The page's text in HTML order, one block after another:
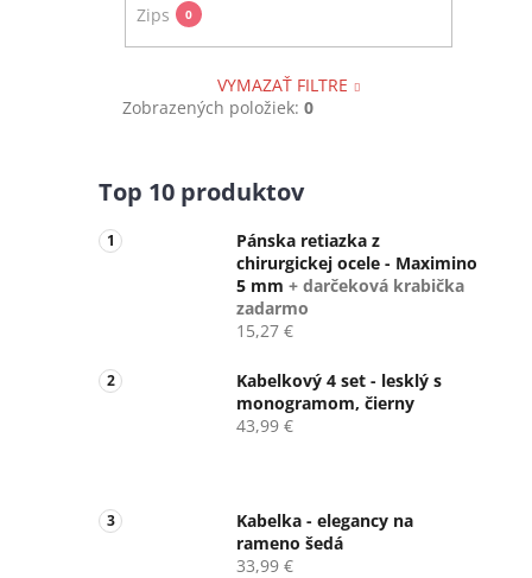
Zips 0
VYMAZAŤ FILTRE
Zobrazených položiek: 0
Top 10 produktov
Pánska retiazka z
chirurgickej ocele - Maximino
5 mm + darčeková krabička
zadarmo
15,27 €
Kabelkový 4 set - lesklý s
monogramom, čierny
43,99 €
Kabelka - elegancy na
rameno šedá
33,99 €